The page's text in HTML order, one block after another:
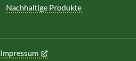
Nachhaltige Produkte
Impressum